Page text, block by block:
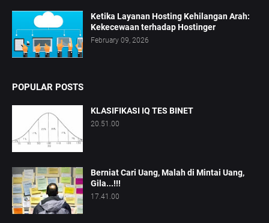
Ketika Layanan Hosting Kehilangan Arah:
Kekecewaan terhadap Hostinger
February 09, 2026
POPULAR POSTS
KLASIFIKASI IQ TES BINET
20.51.00
Berniat Cari Uang, Malah di Mintai Uang,
Gila...!!!
17.41.00